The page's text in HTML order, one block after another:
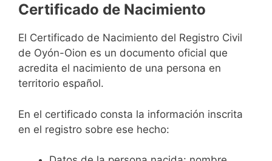
Certificado de Nacimiento
El Certificado de Nacimiento del Registro Civil
de Oyón-Oion es un documento oficial que
acredita el nacimiento de una persona en
territorio español.
En el certificado consta la información inscrita
en el registro sobre ese hecho: